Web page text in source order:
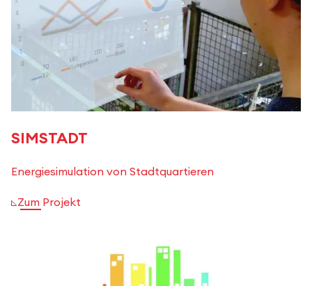
SIMSTADT
Energiesimulation von Stadtquartieren
Zum Projekt